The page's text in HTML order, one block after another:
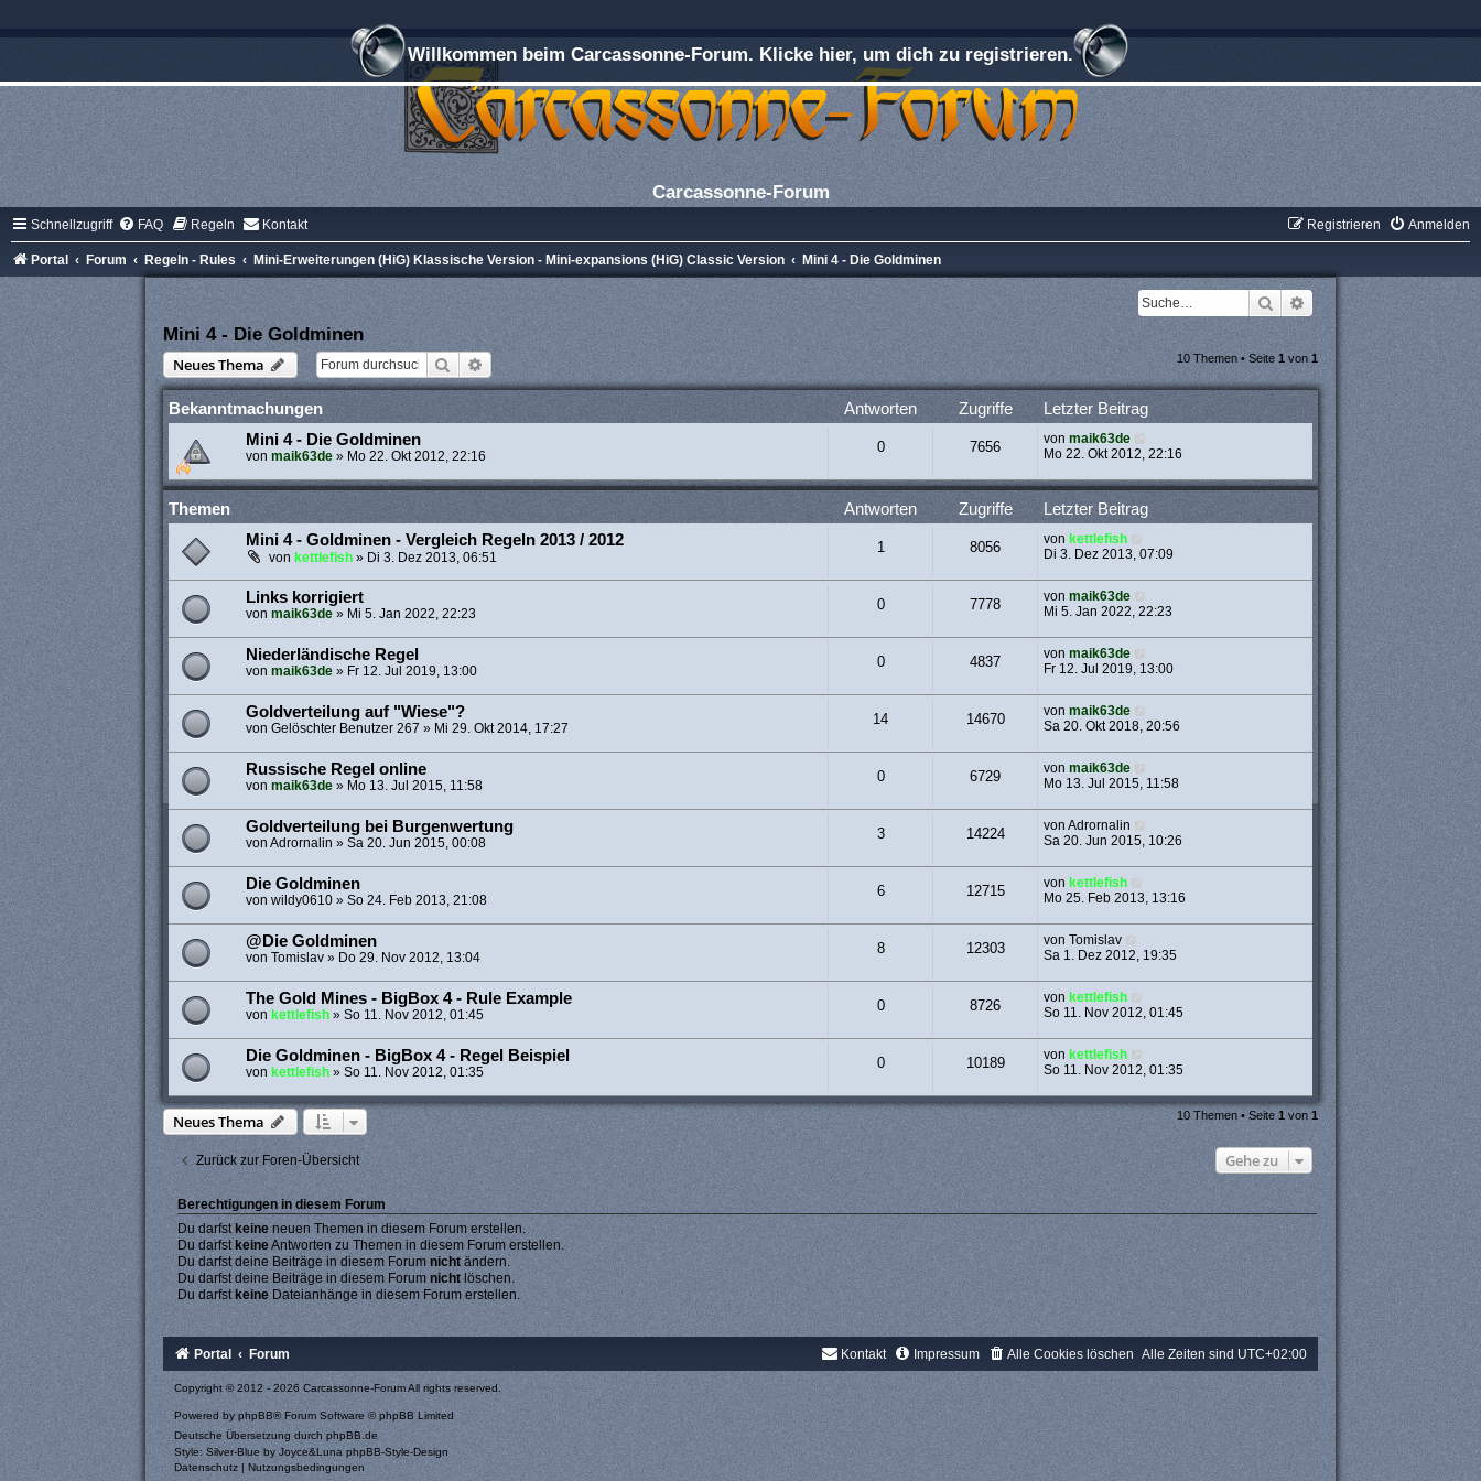
Willkommen beim Carcassonne-Forum. Klicke hier, um dich zu registrieren.
Carcassonne-Forum
Schnellzugriff FAQ Regeln Kontakt Anmelden
Registrieren
Portal Forum Regeln - Rules Mini-Erweiterungen (HiG) Klassische Version - Mini-expansions (HiG) Classic Version Mini 4 - Die Goldminen
Suche
Erweiterte Suche
Mini 4 - Die Goldminen
Neues Thema
Suche Erweiterte Suche 10 Themen • Seite1 von1
Bekanntmachungen Antworten Zugriffe Letzter Beitrag
Mini 4 - Die Goldminen
von maik63de» Mo 22. Okt 2012, 22:16
0 7656 vonmaik63de
Mo 22. Okt 2012, 22:16
Themen Antworten Zugriffe Letzter Beitrag
Mini 4 - Goldminen - Vergleich Regeln 2013 / 2012
von kettlefish» Di 3. Dez 2013, 06:51
1 8056 von kettlefish
Di 3. Dez 2013, 07:09
Links korrigiert
von maik63de» Mi 5. Jan 2022, 22:23
0 7778 vonmaik63de
Mi 5. Jan 2022, 22:23
Niederländische Regel
von maik63de» Fr 12. Jul 2019, 13:00
0 4837 vonmaik63de
Fr 12. Jul 2019, 13:00
Goldverteilung auf "Wiese"?
von Gelöschter Benutzer 267 » Mi 29. Okt 2014, 17:27
14 14670 vonmaik63de
Sa 20. Okt 2018, 20:56
Russische Regel online
von maik63de» Mo 13. Jul 2015, 11:58
0 6729 vonmaik63de
Mo 13. Jul 2015, 11:58
Goldverteilung bei Burgenwertung
von Adrornalin » Sa 20. Jun 2015, 00:08
3 14224 vonAdrornalin
Sa 20. Jun 2015, 10:26
Die Goldminen
von wildy0610» So 24. Feb 2013, 21:08
6 12715 von kettlefish
Mo 25. Feb 2013, 13:16
@Die Goldminen
von Tomislav» Do 29. Nov 2012, 13:04
8 12303 vonTomislav
Sa 1. Dez 2012, 19:35
The Gold Mines - BigBox 4 - Rule Example
von kettlefish» So 11. Nov 2012, 01:45
0 8726 von kettlefish
So 11. Nov 2012, 01:45
Die Goldminen - BigBox 4 - Regel Beispiel
von kettlefish» So 11. Nov 2012, 01:35
0 10189 von kettlefish
So 11. Nov 2012, 01:35
Neues Thema 10 Themen • Seite1 von1
Zurück zur Foren-Übersicht Gehe zu
Berechtigungen in diesem Forum
Du darfstkeineneuen Themen in diesem Forum erstellen.
Du darfstkeineAntworten zu Themen in diesem Forum erstellen.
Du darfst deine Beiträge in diesem Forum nichtändern.
Du darfst deine Beiträge in diesem Forumnichtlöschen.
Du darfst keineDateianhänge in diesem Forum erstellen.
Portal Forum Alle Zeiten sind UTC+02:00
Alle Cookies löschen
Impressum
Kontakt
Copyright © 2012 - 2026 Carcassonne-Forum All rights reserved.
Powered by phpBB® Forum Software © phpBB Limited
Deutsche Übersetzung durch phpBB.de
Style: Silver-Blue by Joyce&Luna phpBB-Style-Design
Datenschutz | Nutzungsbedingungen